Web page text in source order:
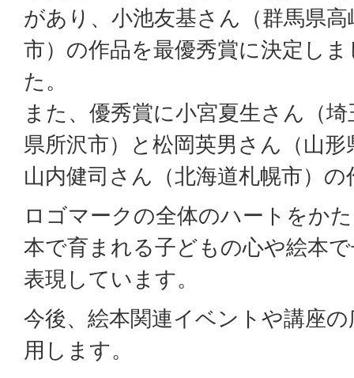
があり、小池友基さん（群馬県高
市）の作品を最優秀賞に決定しま
た。
また、優秀賞に小宮夏生さん（埼
県所沢市）と松岡英男さん（山
山内健司さん（北海道札幌市）
ロゴマークの全体のハートをか
本で育まれる子どもの心や絵本
表現しています。
今後、絵本関連イベントや講座
用します。